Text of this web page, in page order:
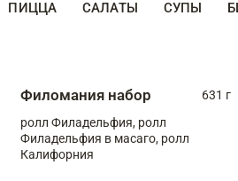
ПИЦЦА САЛАТЫ СУПЫ
Филомания набор
631 г
ролл Филадельфия, ролл
Филадельфия в масаго, ролл
Калифорния